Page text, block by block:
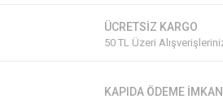
ÜCRETSİZ KARGO
50 TL Üzeri
KAPIDA ÖDEME İMKANI